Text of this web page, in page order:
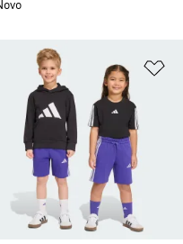
à Lista de Desejos